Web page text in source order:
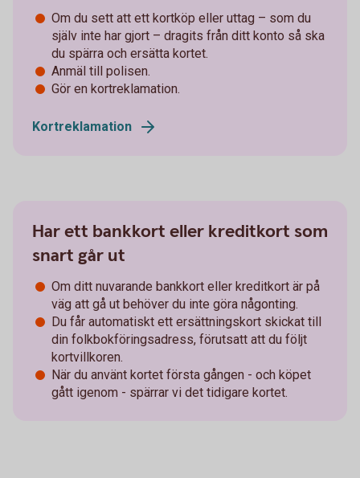
Om du sett att ett kortköp eller uttag – som du
själv inte har gjort – dragits från ditt konto så ska
du spärra och ersätta kortet.
Anmäl till polisen.
Gör en kortreklamation.
Kortreklamation
Har ett bankkort eller kreditkort som
snart går ut
Om ditt nuvarande bankkort eller kreditkort är på
väg att gå ut behöver du inte göra någonting.
Du får automatiskt ett ersättningskort skickat till
din folkbokföringsadress, förutsatt att du följt
kortvillkoren.
När du använt kortet första gången - och köpet
gått igenom - spärrar vi det tidigare kortet.